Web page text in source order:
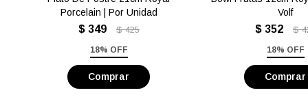
Porcelain | Por Unidad
$ 349 $ 425
18% OFF
Volf
$ 352 $
18% OFF